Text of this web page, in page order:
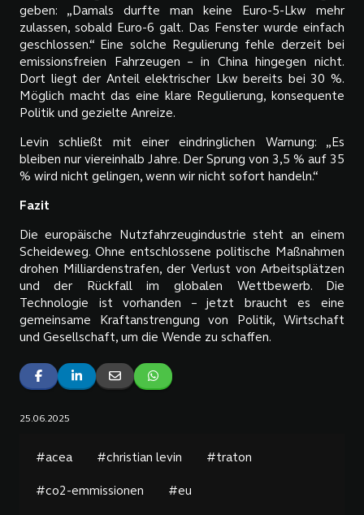
geben: „Damals durfte man keine Euro-5-Lkw mehr
zulassen, sobald Euro-6 galt. Das Fenster wurde einfach
geschlossen.“ Eine solche Regulierung fehle derzeit bei
emissionsfreien Fahrzeugen – in China hingegen nicht.
Dort liegt der Anteil elektrischer Lkw bereits bei 30 %.
Möglich macht das eine klare Regulierung, konsequente
Politik und gezielte Anreize.
Levin schließt mit einer eindringlichen Warnung: „Es
bleiben nur viereinhalb Jahre. Der Sprung von 3,5 % auf 35
% wird nicht gelingen, wenn wir nicht sofort handeln.“
Fazit
Die europäische Nutzfahrzeugindustrie steht an einem
Scheideweg. Ohne entschlossene politische Maßnahmen
drohen Milliardenstrafen, der Verlust von Arbeitsplätzen
und der Rückfall im globalen Wettbewerb. Die
Technologie ist vorhanden – jetzt braucht es eine
gemeinsame Kraftanstrengung von Politik, Wirtschaft
und Gesellschaft, um die Wende zu schaffen.
25.06.2025
#acea #christian levin #traton
#co2-emmissionen #eu